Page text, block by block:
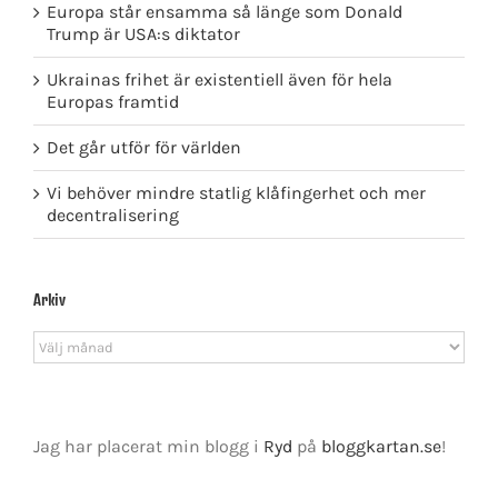
Europa står ensamma så länge som Donald
Trump är USA:s diktator
Ukrainas frihet är existentiell även för hela
Europas framtid
Det går utför för världen
Vi behöver mindre statlig klåfingerhet och mer
decentralisering
Arkiv
Arkiv
Jag har placerat min blogg i Ryd på bloggkartan.se!